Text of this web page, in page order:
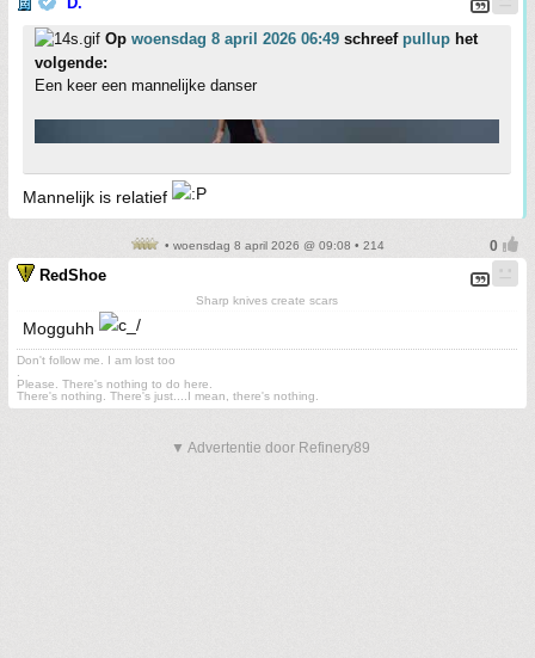
Op woensdag 8 april 2026 06:49 schreef pullup het
volgende:
Een keer een mannelijke danser
Mannelijk is relatief
• woensdag 8 april 2026 @ 09:08 • 214
RedShoe
Sharp knives create scars
Mogguhh
Don't follow me. I am lost too
.
Please. There's nothing to do here.
There's nothing. There's just....I mean, there's nothing.
▼ Advertentie door Refinery89